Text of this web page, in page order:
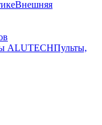
Внешняя
ALUTECHПульты,